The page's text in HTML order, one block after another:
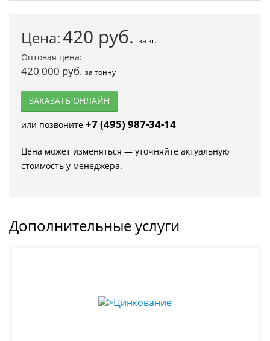
Цена:420 руб. за кг.
Оптовая цена:
420 000 руб. за тонну
ЗАКАЗАТЬ ОНЛАЙН
или позвоните +7 (495) 987-34-14
Цена может изменяться — уточняйте актуальную
стоимость у менеджера.
Дополнительные услуги